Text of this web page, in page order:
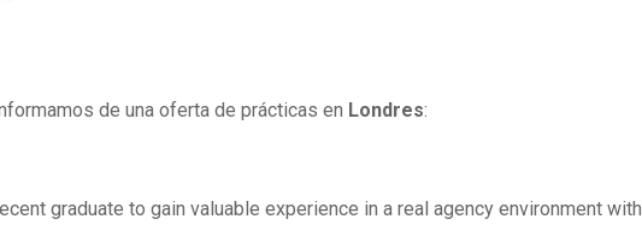
de una oferta de prácticas en Londres:
graduate to gain valuable experience in a real agency environment with